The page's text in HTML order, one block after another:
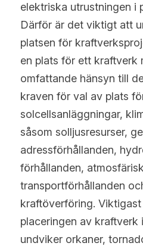
Deutsch
Français
عربي
български
Čeština
Türkçe
Polski
Русский
Slovensko
elektriska utrustningen i
Därför är det viktigt att
platsen för
en plats för ett kraftverk
omfattande hänsyn till
kraven för val av plats
solcellsanläggningar,
såsom solljusresurser,
adressförhållanden,
förhållanden,
transportförhållanden
kraftöverföring.
placeringen av kraftverk
undviker orkaner,